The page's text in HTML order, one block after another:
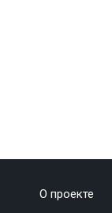
О проекте